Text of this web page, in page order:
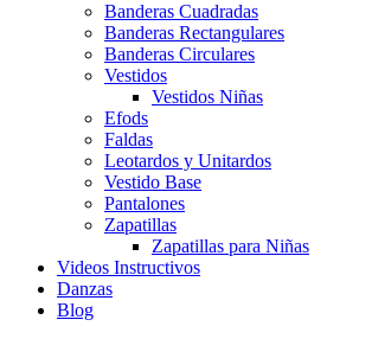
Banderas Cuadradas
Banderas Rectangulares
Banderas Circulares
Vestidos
Vestidos Niñas
Efods
Faldas
Leotardos y Unitardos
Vestido Base
Pantalones
Zapatillas
Zapatillas para Niñas
Videos Instructivos
Danzas
Blog